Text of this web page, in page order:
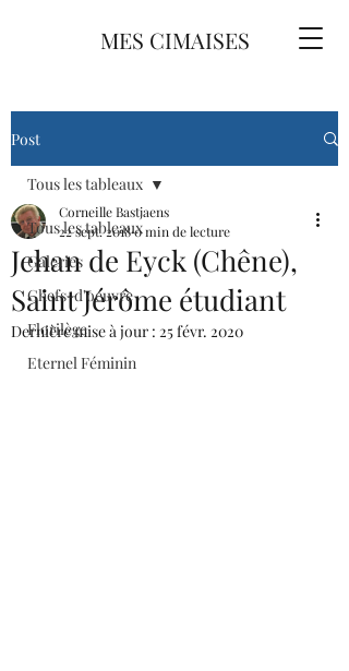
MES CIMAISES
Post
Tous les tableaux
Galeries
Chefs-d'oeuvre
Florilège
Eternel Féminin
Tous les tableaux
Jehan de Eyck (Chêne),
Saint Jérôme étudiant
Corneille Bastjaens
22 sept. 20180 min de lecture
Dernière mise à jour : 25 févr. 2020